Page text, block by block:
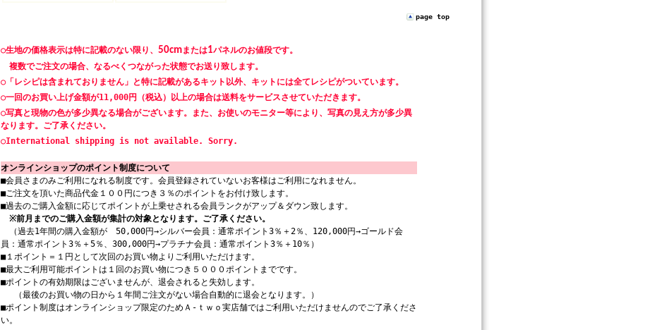
page top
○生地の価格表示は特に記載のない限り、 50cmまたは1パネルのお値段です。
複数でご注文の場合、なるべくつながった状態でお送り致します。
○「レシピは含まれておりません」と特に記載があるキット以外、キットには全てレシピがついています。
○一回のお買い上げ金額が11,000円（税込）以上の場合は送料をサービスさせていただきます。
○写真と現物の色が多少異なる場合がございます。また、お使いのモニター等により、写真の見え方が多少異
なります。ご了承ください。
○International shipping is not available. Sorry.
オンラインショップのポイント制度について
■会員さまのみご利用になれる制度です。会員登録されていないお客様はご利用になれません。
■ご注文を頂いた商品代金１００円につき３％のポイントをお付け致します。
■過去のご購入金額に応じてポイントが上乗せされる会員ランクがアップ＆ダウン致します。
※前月までのご購入金額が集計の対象となります。ご了承ください。
（過去1年間の購入金額が 50,000円→シルバー会員：通常ポイント3％＋2％、120,000円→ゴールド会
員：通常ポイント3％＋5％、300,000円→プラチナ会員：通常ポイント3％＋10％）
■１ポイント＝１円として次回のお買い物よりご利用いただけます。
■最大ご利用可能ポイントは１回のお買い物につき５０００ポイントまでです。
■ポイントの有効期限はございませんが、退会されると失効します。
（最後のお買い物の日から１年間ご注文がない場合自動的に退会となります。）
■ポイント制度はオンラインショップ限定のためＡ-ｔｗｏ実店舗ではご利用いただけませんのでご了承くださ
い。